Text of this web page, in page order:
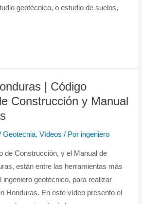
geotécnico, o estudio de suelos,
| Código
Construcción y Manual
Geotecnia,Vídeos / Por ingeniero
de Construcción, y el Manual de
están entre las herramientas más
ingeniero geotécnico, para realizar
Honduras. En este vídeo presento el